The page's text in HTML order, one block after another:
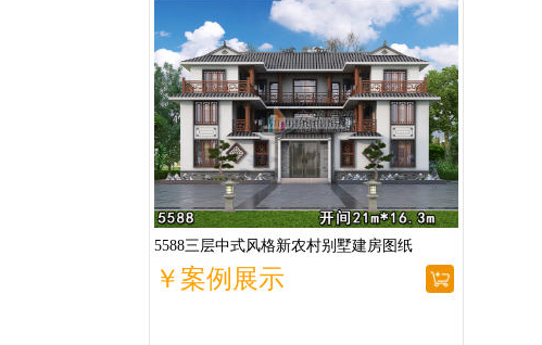
5588三层中式风格新农村别墅建房图纸
￥案例展示